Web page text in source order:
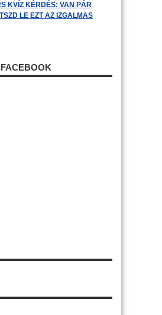
KVÍZ KÉRDÉS: VAN PÁR
LE EZT AZ IZGALMAS